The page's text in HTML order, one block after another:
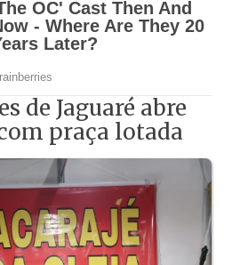
de Jaguaré abre
praça lotada